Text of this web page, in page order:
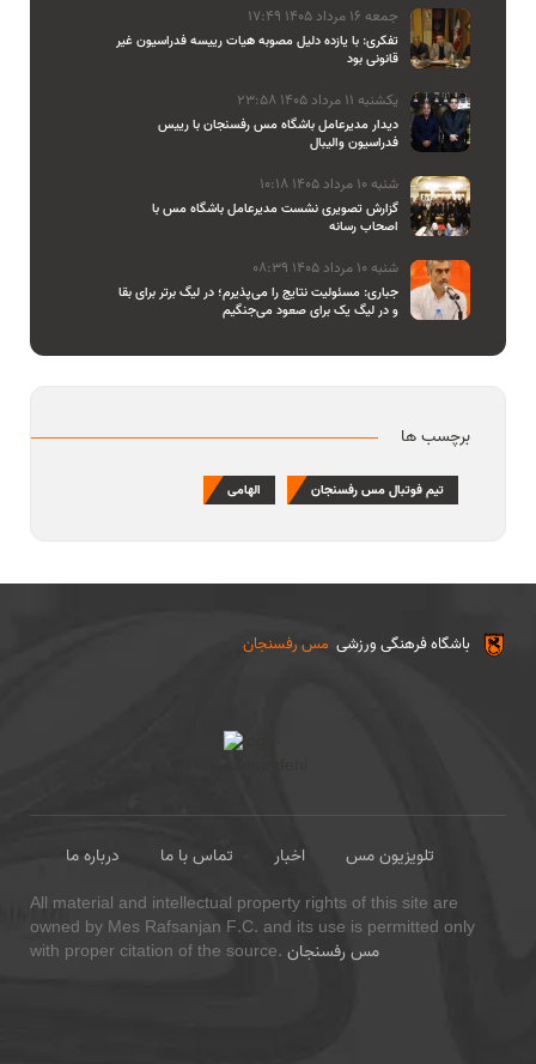
جمعه 16 مرداد 1405 17:49
تفکری: با یازده دلیل مصوبه هیات رییسه فدراسیون غیر
قانونی بود
یکشنبه 11 مرداد 1405 23:58
دیدار مدیرعامل باشگاه مس رفسنجان با رییس
فدراسیون والیبال
شنبه 10 مرداد 1405 10:18
گزارش تصویری نشست مدیرعامل باشگاه مس با
اصحاب رسانه
شنبه 10 مرداد 1405 08:39
جباری: مسئولیت نتایج را می‌پذیرم؛ در لیگ برتر برای بقا
و در لیگ یک برای صعود می‌جنگیم
برچسب ها
تیم فوتبال مس رفسنجان الهامی
مس رفسنجان باشگاه فرهنگی ورزشی
درباره ما تماس با ما اخبار
تلویزیون مس
All material and intellectual property rights of this site are
owned by Mes Rafsanjan F.C. and its use is permitted only
with proper citation of the source. مس رفسنجان